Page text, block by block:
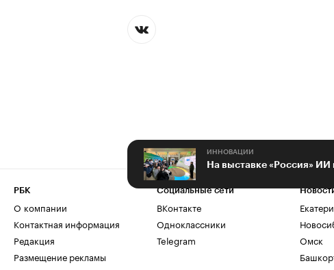
ИННОВАЦИИ
РБК
О компании
Контактная информация
Редакция
Размещение рекламы
Социальные сети
ВКонтакте
Одноклассники
Telegram
Омск